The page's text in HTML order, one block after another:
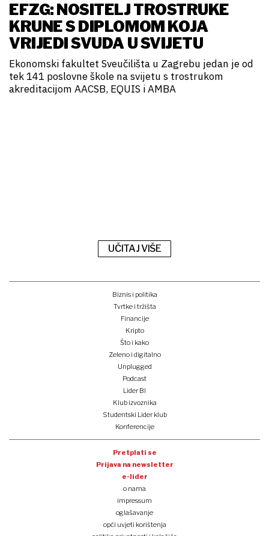
EFZG: NOSITELJ TROSTRUKE
KRUNE S DIPLOMOM KOJA
VRIJEDI SVUDA U SVIJETU
Ekonomski fakultet Sveučilišta u Zagrebu jedan je od
tek 141 poslovne škole na svijetu s trostrukom
akreditacijom AACSB, EQUIS i AMBA
UČITAJ VIŠE
Biznis i politika
Tvrtke i tržišta
Financije
Kripto
Što i kako
Zeleno i digitalno
Unplugged
Podcast
Lider BI
Klub izvoznika
Studentski Lider klub
Konferencije
Pretplati se
Prijava na newsletter
e-lider
o nama
impressum
oglašavanje
opći uvjeti korištenja